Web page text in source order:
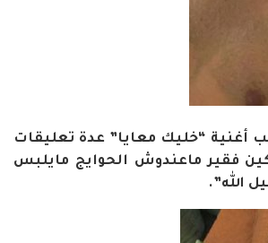
أغنية “خليك معايا” عدة تعليقات
فقير ماعندوش الحوايج مايلبس
الله”.